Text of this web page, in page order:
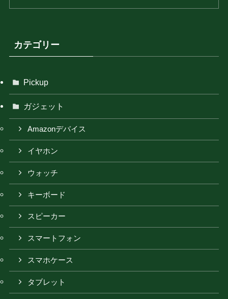
カテゴリー
Pickup
ガジェット
Amazonデバイス
イヤホン
ウォッチ
キーボード
スピーカー
スマートフォン
スマホケース
タブレット